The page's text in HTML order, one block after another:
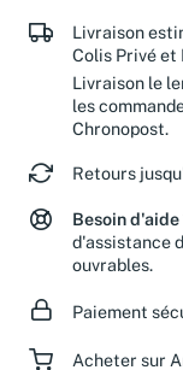
Livraison
Colis Privé et
Livraison le
les
Chronopost.
Retours
Besoin d'aide
d'assistance
ouvrables.
Paiement
Acheter sur